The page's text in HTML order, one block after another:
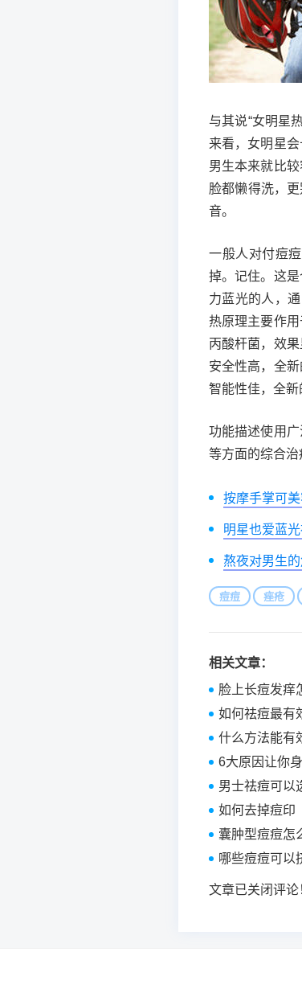
与其说“女明星
来看，女明星
男生本来就比
脸都懒得洗，
音。
一般人对付痘
掉。记住。这
力蓝光的人，
热原理主要作
丙酸杆菌，效
安全性高，全
智能性佳，全新
功能描述使用
等方面的综合治
按摩手掌可
明星也爱蓝
熬夜对男生的
痘痘 痤疮
相关文章：
脸上长痘发痒
如何祛痘最有
什么方法能有
6大原因让你
男士祛痘可以
如何去掉痘印
囊肿型痘痘怎
哪些痘痘可以
文章已关闭评论